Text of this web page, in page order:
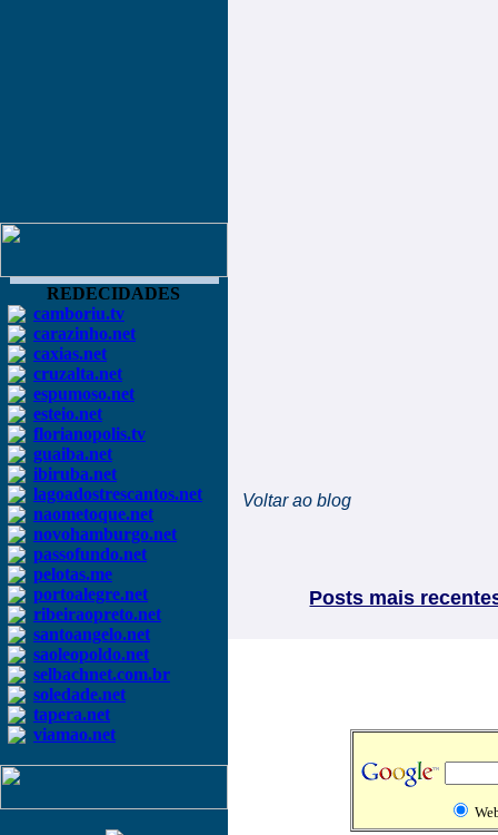
REDECIDADES
camboriu.tv
carazinho.net
caxias.net
cruzalta.net
espumoso.net
esteio.net
florianopolis.tv
guaiba.net
ibiruba.net
lagoadostrescantos.net
naometoque.net
novohamburgo.net
passofundo.net
pelotas.me
portoalegre.net
ribeiraopreto.net
santoangelo.net
saoleopoldo.net
selbachnet.com.br
soledade.net
tapera.net
viamao.net
Voltar ao blog
Posts mais